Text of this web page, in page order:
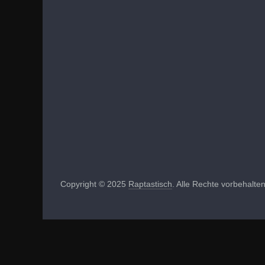
Copyright © 2025 Raptastisch . Alle Rechte